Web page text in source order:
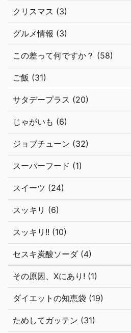
クリスマス (3)
グルメ情報 (3)
この差って何ですか？ (58)
ご飯 (31)
サタデープラス (20)
じゃがいも (6)
ジョブチューン (32)
スーパーフード (1)
スイーツ (24)
スッキリ (6)
スッキリ!! (10)
セスキ炭酸ソーダ (4)
その原因、Xにあり! (1)
ダイエットの知恵袋 (19)
ためしてガッテン (31)